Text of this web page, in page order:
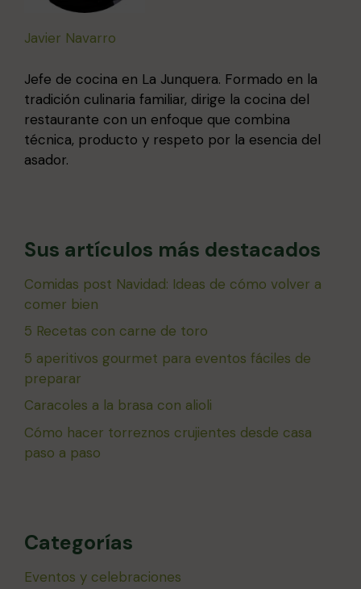
Javier Navarro
Jefe de cocina en La Junquera. Formado en la
tradición culinaria familiar, dirige la cocina del
restaurante con un enfoque que combina
técnica, producto y respeto por la esencia del
asador.
Sus artículos más destacados
Comidas post Navidad: Ideas de cómo volver a
comer bien
5 Recetas con carne de toro
5 aperitivos gourmet para eventos fáciles de
preparar
Caracoles a la brasa con alioli
Cómo hacer torreznos crujientes desde casa
paso a paso
Categorías
Eventos y celebraciones